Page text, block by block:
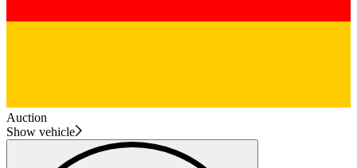
Auction
Show vehicle